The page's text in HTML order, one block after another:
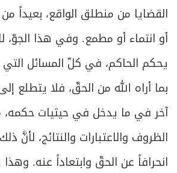
القضايا من منطلق الواقع، بعيداً
أو انتماء أو مطمع. وفي هذا الجوّ،
يحكم الحاكم، في كلّ المسائل التي
بما أراه الله من الحقّ، فلا يتطلع
آخر في ما يدخل في حيثيات حكمه،
الظروف والاعتبارات والنتائج، لأنَّ
انحرافاً عن الحقّ وابتعاداً عنه.